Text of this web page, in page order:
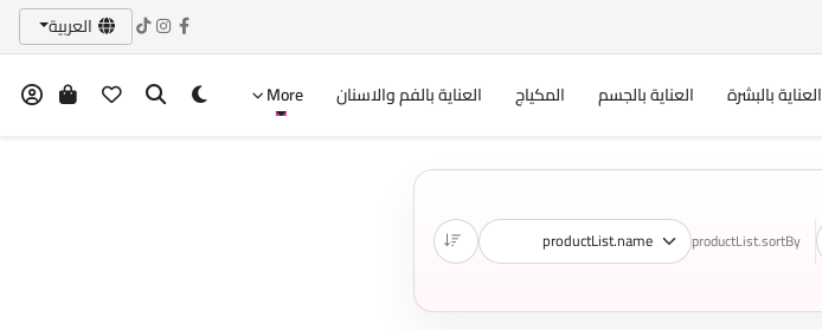
العربية
العناية بالبشرة العناية بالجسم المكياج العناية بالفم والاسنان More
productList.sortBy